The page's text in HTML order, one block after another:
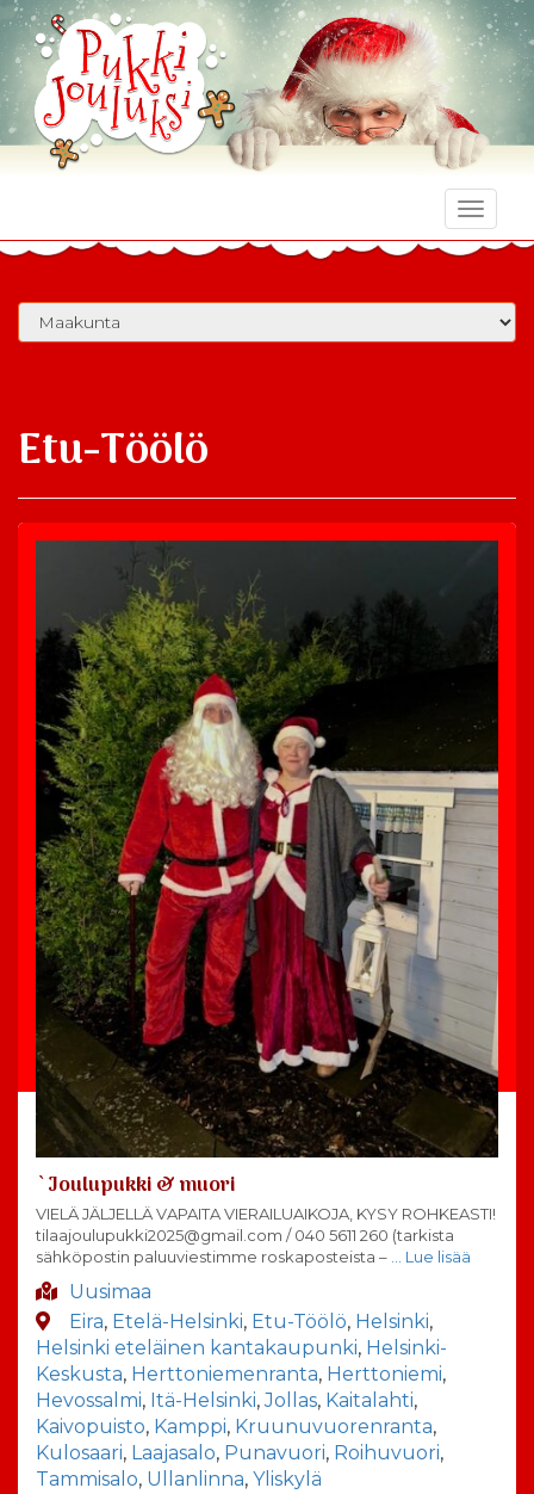
Toggle
Etu-Töölö
`Joulupukki & muori
VIELÄ JÄLJELLÄ VAPAITA VIERAILUAIKOJA, KYSY ROHKEASTI!
tilaajoulupukki2025@gmail.com / 040 5611 260 (tarkista
sähköpostin paluuviestimme roskaposteista – … Lue lisää
Uusimaa
Eira, Etelä-Helsinki, Etu-Töölö, Helsinki,
Helsinki eteläinen kantakaupunki, Helsinki-
Keskusta, Herttoniemenranta, Herttoniemi,
Hevossalmi, Itä-Helsinki,Jollas, Kaitalahti,
Kaivopuisto, Kamppi, Kruunuvuorenranta,
Kulosaari, Laajasalo, Punavuori, Roihuvuori,
Tammisalo, Ullanlinna, Yliskylä